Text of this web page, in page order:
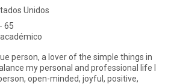
Unidos
65
person, a lover of the simple things in
my personal and professional life I
open-minded, joyful, positive,